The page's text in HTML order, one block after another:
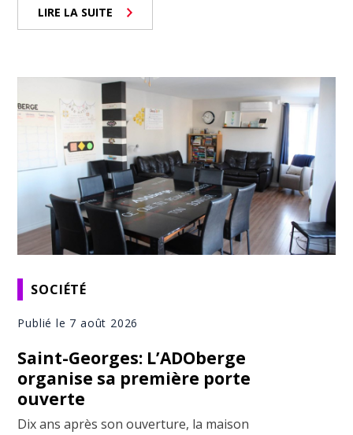
LIRE LA SUITE
SOCIÉTÉ
Publié le 7 août 2026
Saint-Georges: L’ADOberge
organise sa première porte
ouverte
Dix ans après son ouverture, la maison